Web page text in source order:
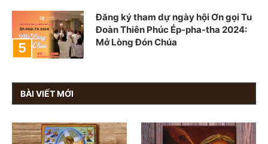
Đăng ký tham dự ngày hội Ơn gọi Tu
Đoàn Thiên Phúc Ép-pha-tha 2024:
Mở Lòng Đón Chúa
BÀI VIẾT MỚI